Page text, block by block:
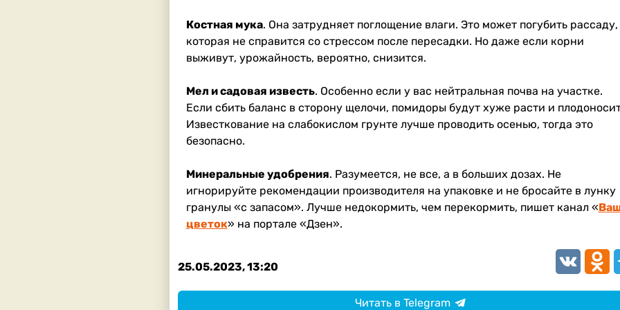
Костная мука. Она затрудняет поглощение влаги. Это может погубить рассаду,
которая не справится со стрессом после пересадки. Но даже если корни
выживут, урожайность, вероятно, снизится.
Мел и садовая известь. Особенно если у вас нейтральная почва на участке.
Если сбить баланс в сторону щелочи, помидоры будут хуже расти и
Известкование на слабокислом грунте лучше проводить осенью, тогда это
безопасно.
Минеральные удобрения. Разумеется, не все, а в больших дозах. Не
игнорируйте рекомендации производителя на упаковке и не бросайте в лунку
гранулы «с запасом». Лучше недокормить, чем перекормить, пишет канал «
цветок» на портале «Дзен».
25.05.2023, 13:20 VK
Читать в Telegram